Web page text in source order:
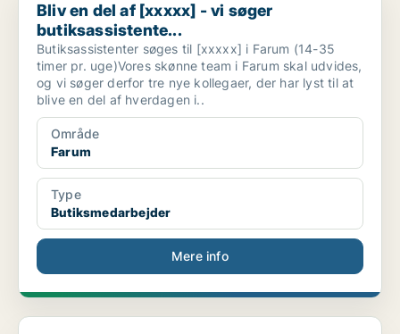
Bliv en del af [xxxxx] - vi søger
butiksassistente...
Butiksassistenter søges til [xxxxx] i Farum (14-35
timer pr. uge)Vores skønne team i Farum skal udvides,
og vi søger derfor tre nye kollegaer, der har lyst til at
blive en del af hverdagen i..
Område
Farum
Type
Butiksmedarbejder
Mere info
Hjælper - Deltid